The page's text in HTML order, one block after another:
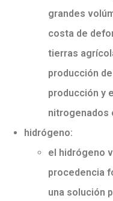
grandes
costa de
tierras
producción
producción y
nitrogenados
hidrógeno:
el hidrógeno
procedencia
una solución